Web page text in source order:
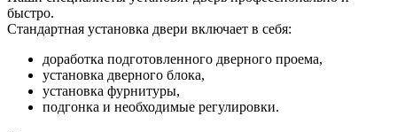
быстро.
Стандартная установка двери включает в себя:
доработка подготовленного дверного проема,
установка дверного блока,
установка фурнитуры,
подгонка и необходимые регулировки.